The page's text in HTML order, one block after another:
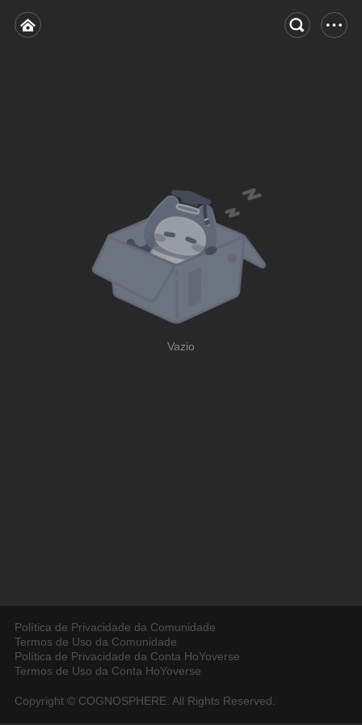
Vazio
Política de Privacidade da Comunidade
Termos de Uso da Comunidade
Política de Privacidade da Conta HoYoverse
Termos de Uso da Conta HoYoverse
Copyright © COGNOSPHERE. All Rights Reserved.